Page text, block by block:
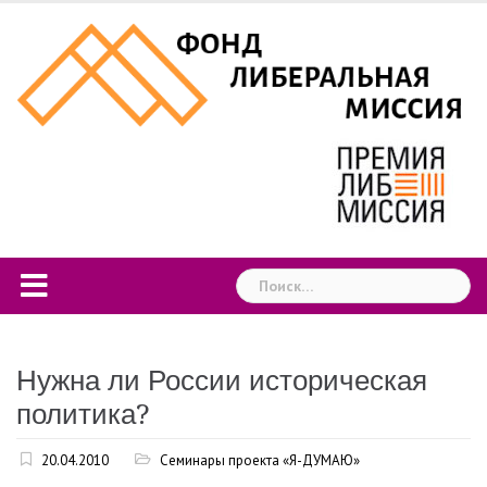
content
Найти:
Нужна ли России историческая
политика?
20.04.2010 Семинары проекта «Я-ДУМАЮ»